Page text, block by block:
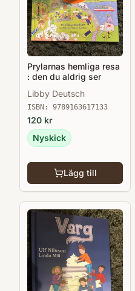
Prylarnas hemliga resa
: den du aldrig ser
Libby Deutsch
ISBN: 9789163617133
120 kr
Nyskick
Lägg till